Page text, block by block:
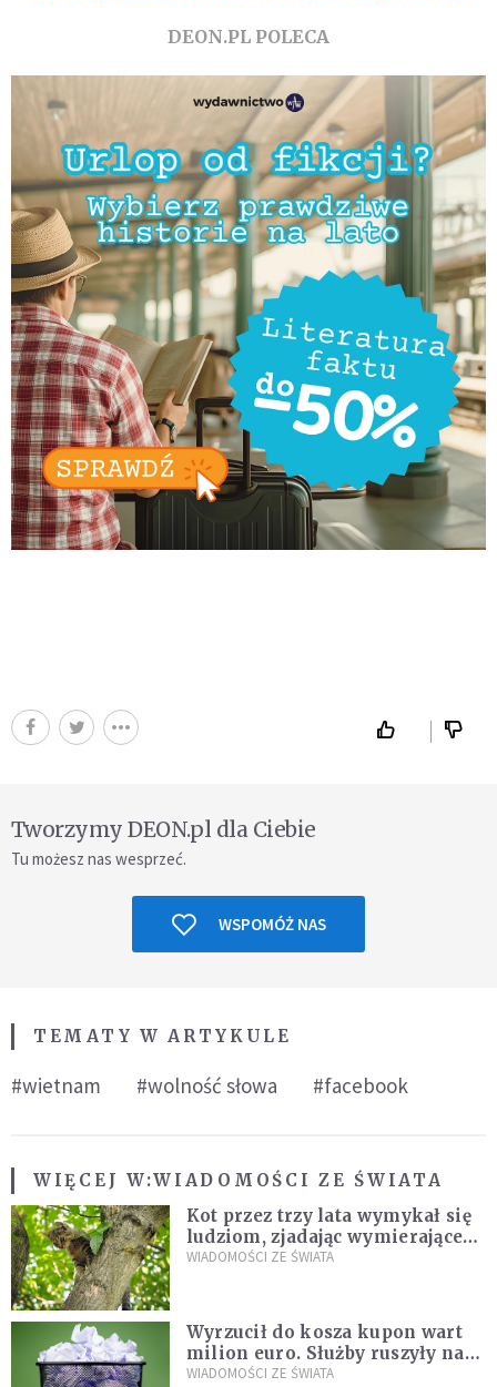
DEON.PL POLECA
Tworzymy DEON.pl dla Ciebie
Tu możesz nas wesprzeć.
WSPOMÓŻ NAS
TEMATY W ARTYKULE
#wietnam #wolność słowa #facebook
WIĘCEJ W:WIADOMOŚCI ZE ŚWIATA
Kot przez trzy lata wymykał się
ludziom, zjadając wymierające
kaczki. W końcu popełnił
WIADOMOŚCI ZE ŚWIATA
Wyrzucił do kosza kupon wart
milion euro. Służby ruszyły na
poszukiwania
WIADOMOŚCI ZE ŚWIATA